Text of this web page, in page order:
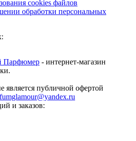
cookies файлов
обработки персональных
Парфюмер - интернет-магазин
является публичной офертой
и заказов: